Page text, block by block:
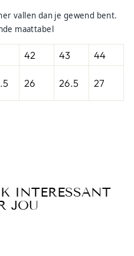
vallen dan je gewend bent.
maattabel
42 43
44
26 26.5 27
INTERESSANT
JOU